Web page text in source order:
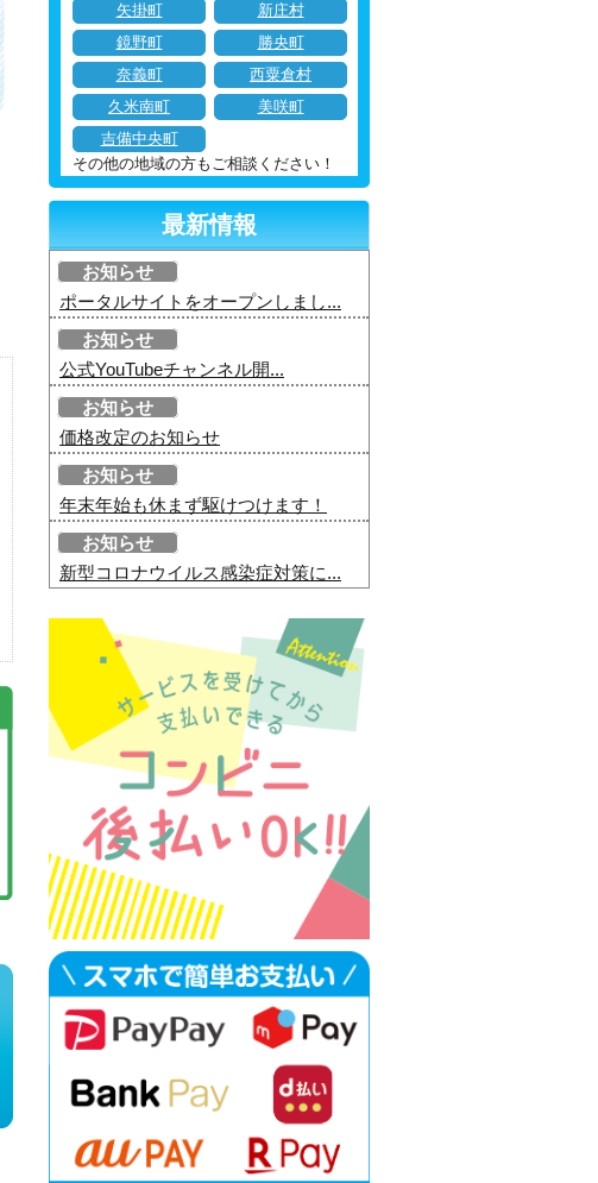
矢掛町
新庄村
鏡野町
勝央町
奈義町
西粟倉村
久米南町
美咲町
吉備中央町
その他の地域の方もご相談ください！
最新情報
お知らせ
ポータルサイトをオープンしまし...
お知らせ
公式YouTubeチャンネル開...
お知らせ
価格改定のお知らせ
お知らせ
年末年始も休まず駆けつけます！
お知らせ
新型コロナウイルス感染症対策に...